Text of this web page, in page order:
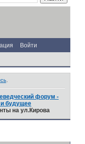
Войти
.
форум -
и будущее
на ул.Кирова